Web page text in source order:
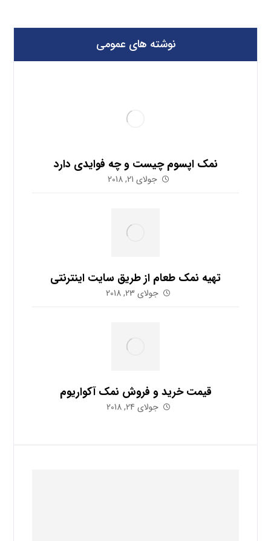
نوشته های عمومی
نمک اپسوم چیست و چه فوایدی دارد
جولای 21, 2018
تهیه نمک طعام از طریق سایت اینترنتی
جولای 23, 2018
قیمت خرید و فروش نمک آکواریوم
جولای 24, 2018